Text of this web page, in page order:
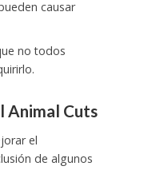
causar
no todos
Animal Cuts
el
de algunos